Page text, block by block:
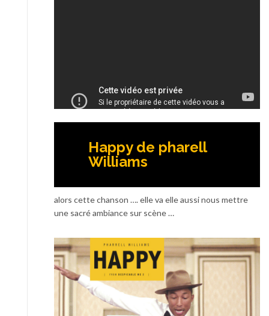
Happy de pharell
Williams
alors cette chanson …. elle va elle aussi nous mettre
une sacré ambiance sur scène …